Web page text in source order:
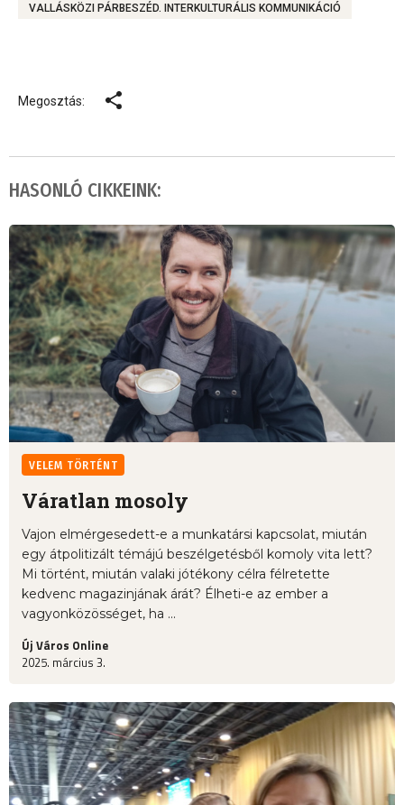
VALLÁSKÖZI PÁRBESZÉD. INTERKULTURÁLIS KOMMUNIKÁCIÓ
Megosztás:
HASONLÓ CIKKEINK:
VELEM TÖRTÉNT
Váratlan mosoly
Vajon elmérgesedett-e a munkatársi kapcsolat, miután
egy átpolitizált témájú beszélgetésből komoly vita lett?
Mi történt, miután valaki jótékony célra félretette
kedvenc magazinjának árát? Élheti-e az ember a
vagyonközösséget, ha ...
Új Város Online
2025. március 3.